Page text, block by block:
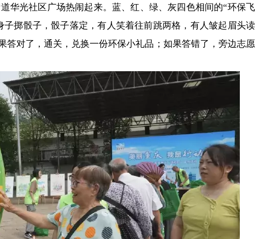
华光社区广场热闹起来。蓝、红、绿、灰四色相间的“环保飞
掷骰子，骰子落定，有人笑着往前跳两格，有人皱起眉头读
对了，通关，兑换一份环保小礼品；如果答错了，旁边志愿